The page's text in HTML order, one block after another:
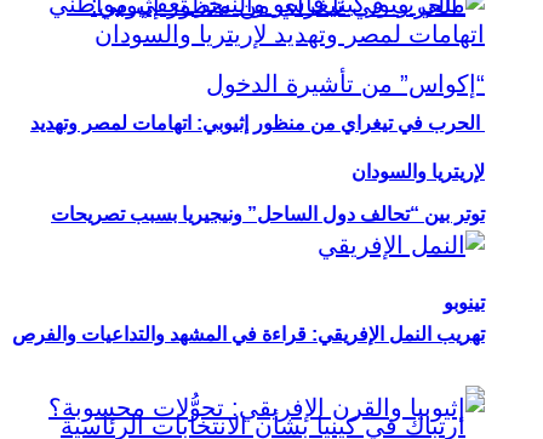
توتر بين “تحالف دول الساحل” ونيجيريا بسبب تصريحات
تينوبو
الحرب في تيغراي من منظور إثيوبي: اتهامات لمصر وتهديد
لإريتريا والسودان
تهريب النمل الإفريقي: قراءة في المشهد والتداعيات والفرص